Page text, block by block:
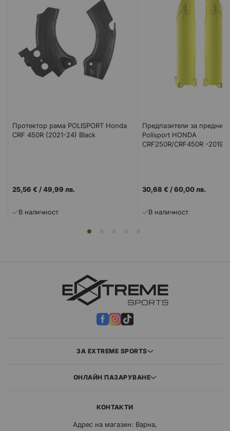
Протектор рама POLISPORT Honda
CRF 450R (2021-24) Black
25,56 € /49,99 лв.
В наличност
Предпазители за
Polisport HONDA
CRF250R/CRF450R -2019-
30,68 € /60,00 лв.
В наличност
ЗА EXTREME SPORTS
ОНЛАЙН ПАЗАРУВАНЕ
КОНТАКТИ
Адрес на магазин: Варна,